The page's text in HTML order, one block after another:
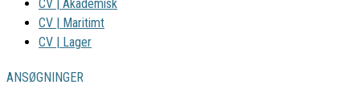
CV | Akademisk
CV | Maritimt
CV | Lager
ANSØGNINGER